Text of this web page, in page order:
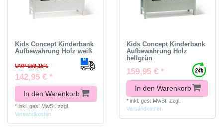
Kids Concept Kinderbank
Aufbewahrung Holz weiß
UVP 159,15 €
142,95 € *
In den Warenkorb
* inkl. ges. MwSt. zzgl.
Versandkosten
Kids Concept Kinderbank
Aufbewahrung Holz
hellgrün
159,95 € *
In den Warenkorb
* inkl. ges. MwSt. zzgl.
Versandkosten